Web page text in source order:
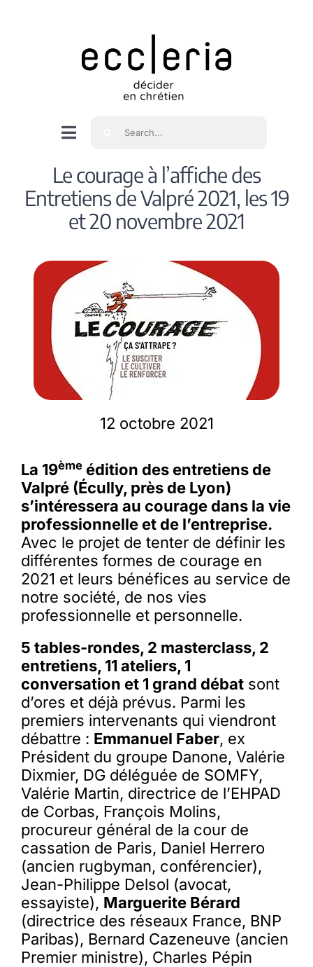
Navigation
bascule
Accueil
Qui sommes nous ?
Intéressés
Spiritualité
Membres
L’actu
La revue Responsables
Rechercher
Le courage à l’affiche des
Entretiens de Valpré 2021, les 19
et 20 novembre 2021
12 octobre 2021
La 19èmeédition des entretiens de
Valpré (Écully, près de Lyon)
s’intéressera au courage dans la vie
professionnelle et de l’entreprise.
Avec le projet de tenter de définir les
différentes formes de courage en
2021 et leurs bénéfices au service de
notre société, de nos vies
professionnelle et personnelle.
5 tables-rondes, 2 masterclass, 2
entretiens, 11 ateliers, 1
conversation et 1 grand débatsont
d’ores et déjà prévus. Parmi les
premiers intervenants qui viendront
débattre : Emmanuel Faber, ex
Président du groupe Danone, Valérie
Dixmier, DG déléguée de SOMFY,
Valérie Martin, directrice de l’EHPAD
de Corbas, François Molins,
procureur général de la cour de
cassation de Paris, Daniel Herrero
(ancien rugbyman, conférencier),
Jean-Philippe Delsol (avocat,
essayiste), Marguerite Bérard
(directrice des réseaux France, BNP
Paribas), Bernard Cazeneuve (ancien
Premier ministre), Charles Pépin